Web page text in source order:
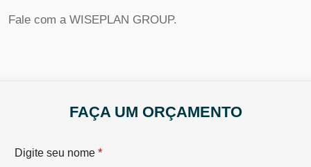
Fale com a WISEPLAN GROUP.
FAÇA UM ORÇAMENTO
Digite seu nome *